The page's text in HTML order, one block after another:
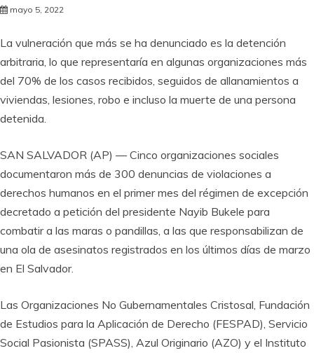
mayo 5, 2022
La vulneración que más se ha denunciado es la detención
arbitraria, lo que representaría en algunas organizaciones más
del 70% de los casos recibidos, seguidos de allanamientos a
viviendas, lesiones, robo e incluso la muerte de una persona
detenida.
SAN SALVADOR (AP) — Cinco organizaciones sociales
documentaron más de 300 denuncias de violaciones a
derechos humanos en el primer mes del régimen de excepción
decretado a petición del presidente Nayib Bukele para
combatir a las maras o pandillas, a las que responsabilizan de
una ola de asesinatos registrados en los últimos días de marzo
en El Salvador.
Las Organizaciones No Gubernamentales Cristosal, Fundación
de Estudios para la Aplicación de Derecho (FESPAD), Servicio
Social Pasionista (SPASS), Azul Originario (AZO) y el Instituto